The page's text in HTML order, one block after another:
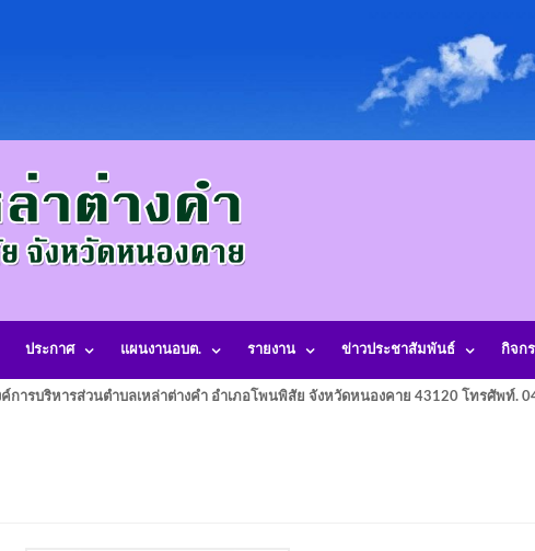
ประกาศ แผนงานอบต. รายงาน ข่าวประชาสัมพันธ์ กิจก
ค์การบริหารส่วนตำบลเหล่าต่างคำ อำเภอโพนพิสัย จังหวัดหนองคาย 43120 โทรศัพท์.